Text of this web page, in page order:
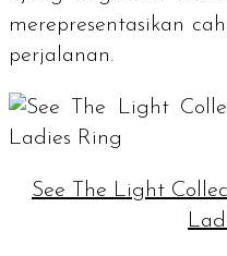
merepresentasikan
perjalanan.
See The Light